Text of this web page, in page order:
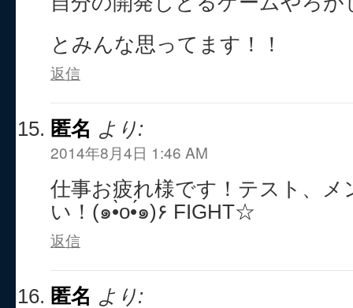
とみんな思ってます！！
返信
匿名 より:
2014年8月4日 1:46 AM
仕事お疲れ様です！テスト、メ
い！(๑•̀o•́๑)۶ FIGHT☆
返信
匿名 より: